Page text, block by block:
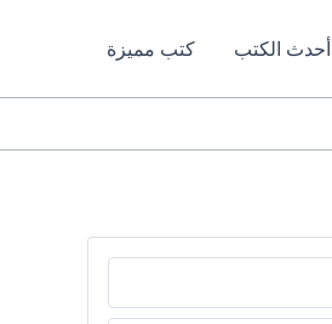
أحدث الكتب كتب مميزة